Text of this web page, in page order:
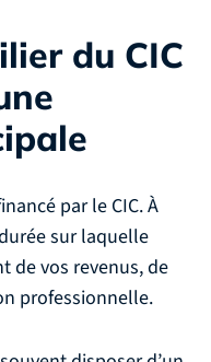
du CIC
par le CIC. À
sur laquelle
de vos revenus, de
professionnelle.